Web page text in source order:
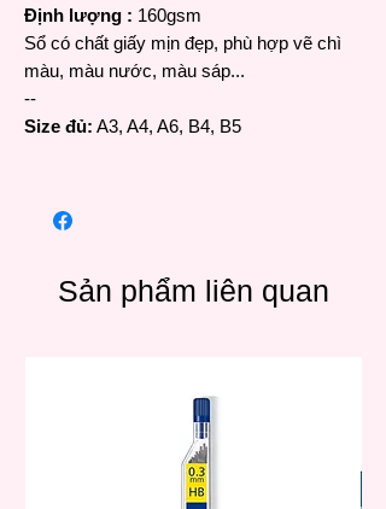
Định lượng : 160gsm
Sổ có chất giấy mịn đẹp, phù hợp vẽ chì
màu, màu nước, màu sáp...
--
Size đủ: A3, A4, A6, B4, B5
Sản phẩm liên quan